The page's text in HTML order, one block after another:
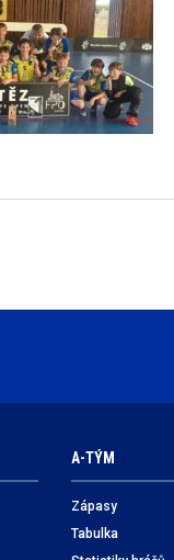
A-TÝM
Zápasy
Tabulka